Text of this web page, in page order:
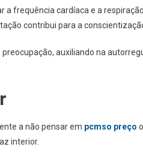
a frequência cardíaca e a
contribui para a
auxiliando na
a não pensar em pcmso preço
interior.